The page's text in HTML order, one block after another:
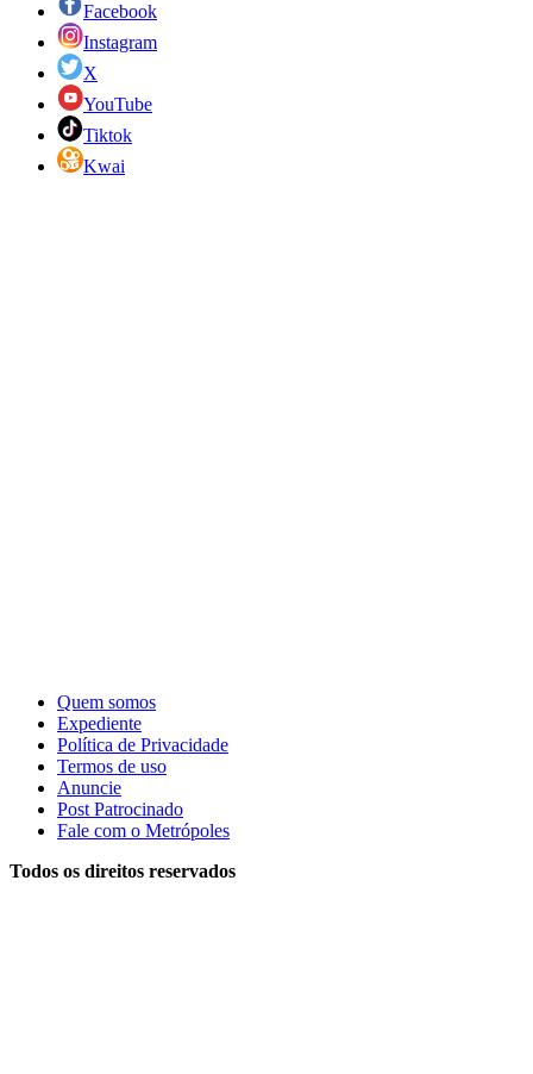
Facebook
Instagram
X
YouTube
Tiktok
Kwai
Quem somos
Expediente
Política de Privacidade
Termos de uso
Anuncie
Post Patrocinado
Fale com o Metrópoles
Todos os direitos reservados